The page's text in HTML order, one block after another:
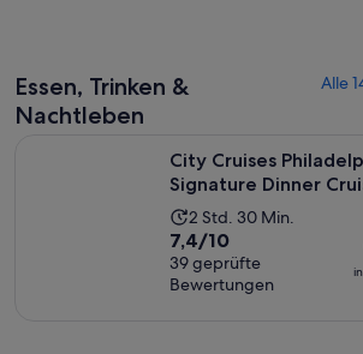
Essen, Trinken &
Nachtleben
Alle
City Cruises
Signature Dinner
Die
Aktivität
dauert
2
2 Std. 30 Min.
7.4
von
10,
7,4/10
39 geprüfte
Bewertungen